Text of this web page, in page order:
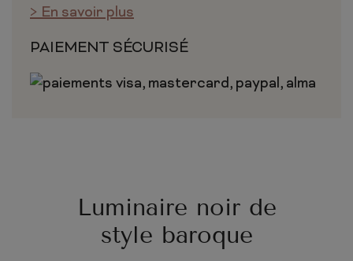
> En savoir plus
PAIEMENT SÉCURISÉ
Luminaire noir de
style baroque